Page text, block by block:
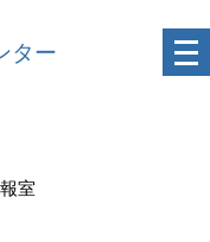
ター
室